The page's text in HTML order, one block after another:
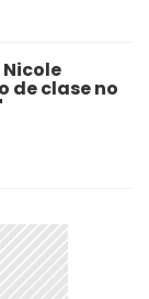
de clase no